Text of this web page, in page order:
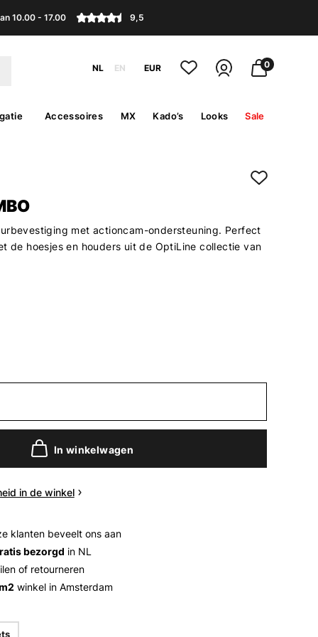
10.00 - 17.00 9,5
NL EN EUR 0
Accessoires MX Kado’s Looks Sale
met actioncam-ondersteuning. Perfect
de hoesjes en houders uit de OptiLine collectie van
In winkelwagen
in de winkel
klanten beveelt ons aan
bezorgd in NL
of retourneren
winkel in Amsterdam